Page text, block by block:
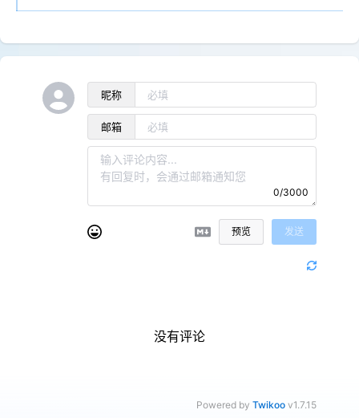
昵称
邮箱
0/3000
预览 发送
没有评论
Powered by Twikoo v1.7.15